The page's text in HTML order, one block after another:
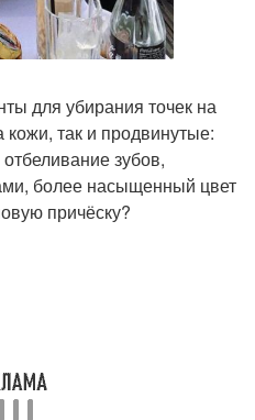
для убирания точек на
так и продвинутые:
зубов,
более насыщенный цвет
причёску?